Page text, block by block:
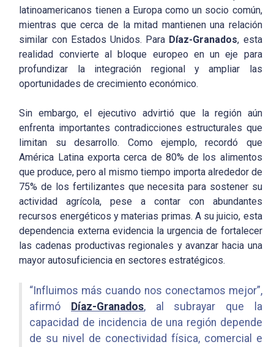
latinoamericanos tienen a Europa como un socio común,
mientras que cerca de la mitad mantienen una relación
similar con Estados Unidos. Para Díaz-Granados, esta
realidad convierte al bloque europeo en un eje para
profundizar la integración regional y ampliar las
oportunidades de crecimiento económico.
Sin embargo, el ejecutivo advirtió que la región aún
enfrenta importantes contradicciones estructurales que
limitan su desarrollo. Como ejemplo, recordó que
América Latina exporta cerca de 80% de los alimentos
que produce, pero al mismo tiempo importa alrededor de
75% de los fertilizantes que necesita para sostener su
actividad agrícola, pese a contar con abundantes
recursos energéticos y materias primas. A su juicio, esta
dependencia externa evidencia la urgencia de fortalecer
las cadenas productivas regionales y avanzar hacia una
mayor autosuficiencia en sectores estratégicos.
“Influimos más cuando nos conectamos mejor”,
afirmó Díaz-Granados, al subrayar que la
capacidad de incidencia de una región depende
de su nivel de conectividad física, comercial e